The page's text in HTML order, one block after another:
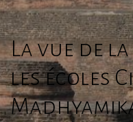
La vue de
les écoles